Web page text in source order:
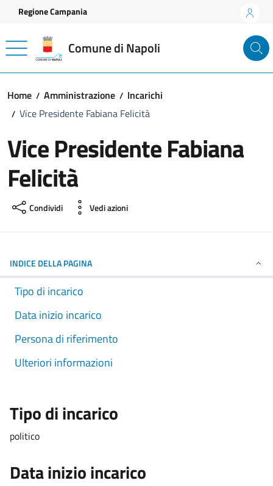
Vai ai contenuti
Vai al footer
Regione Campania
Comune di Napoli
Home Amministrazione
Incarichi
Vice Presidente Fabiana Felicità
Vice Presidente Fabiana
Felicità
Condividi Vedi azioni
INDICE DELLA PAGINA
Tipo di incarico
Data inizio incarico
Persona di riferimento
Ulteriori informazioni
Tipo di incarico
politico
Data inizio incarico